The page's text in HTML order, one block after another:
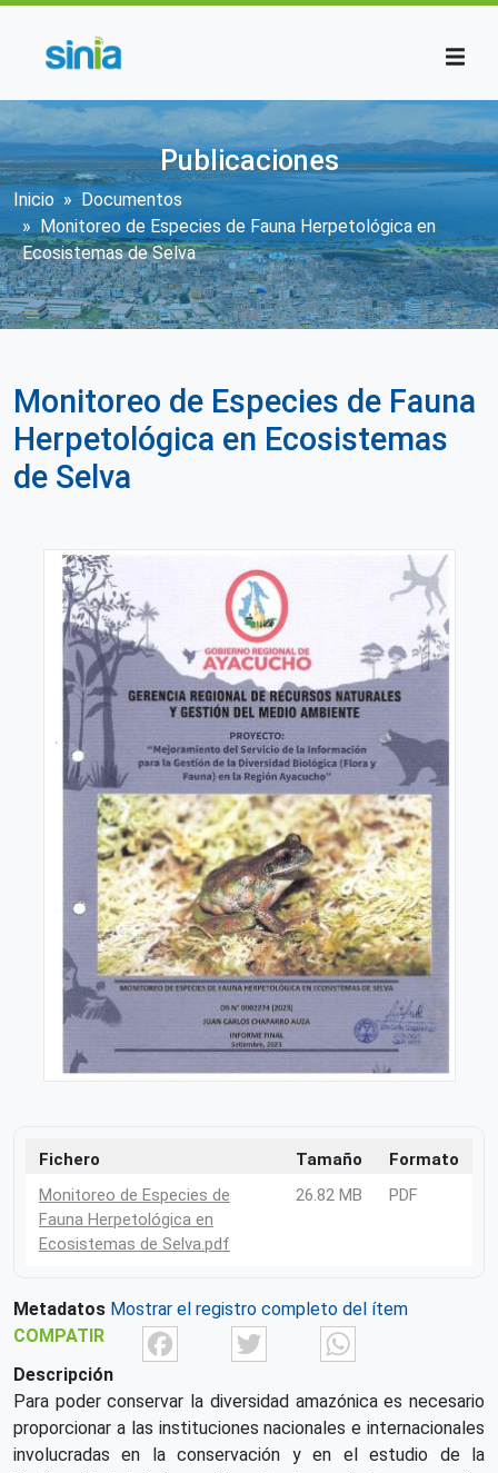
Publicaciones
Sobrescribir enlaces de ayuda a la
Inicio
Documentos
Monitoreo de Especies de Fauna Herpetológica en
Ecosistemas de Selva
Monitoreo de Especies de Fauna
Herpetológica en Ecosistemas
de Selva
Fichero Tamaño
Formato
Monitoreo de Especies de
Fauna Herpetológica en
Ecosistemas de Selva.pdf
26.82 MB PDF
Metadatos Mostrar el registro completo del ítem
COMPATIR
FacebookTwitter
Descripción
Para poder conservar la diversidad amazónica es necesario
proporcionar a las instituciones nacionales e internacionales
involucradas en la conservación y en el estudio de la